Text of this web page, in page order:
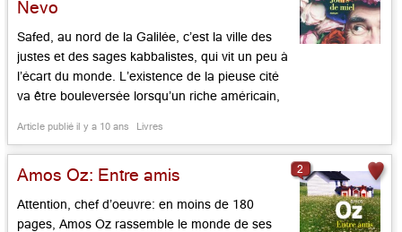
Nevo
Safed, au nord de la Galilée, c’est la ville des
justes et des sages kabbalistes, qui vit un peu à
l’écart du monde. L’existence de la pieuse cité
va être bouleversée lorsqu’un riche américain,
d’un bain rituel (en hébreu: un mikvé) en
mémoire de son épouse récemment décédée.
Le […]...
Article publié il y a 10 ans Livres
Amos Oz: Entre amis
Attention, chef d’oeuvre: en moins de 180
pages, Amos Oz rassemble le monde de ses
2